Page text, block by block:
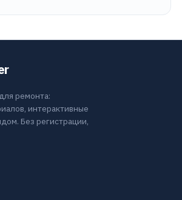
ремонта:
интерактивные
Без регистрации,